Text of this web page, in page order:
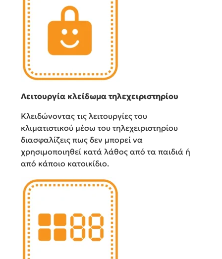
Λειτουργία κλείδωμα τηλεχειριστηρίου
Κλειδώνοντας τις λειτουργίες του
κλιματιστικού μέσω του τηλεχειριστηρίου
διασφαλίζεις πως δεν μπορεί να
χρησιμοποιηθεί κατά λάθος από τα παιδιά ή
από κάποιο κατοικίδιο.